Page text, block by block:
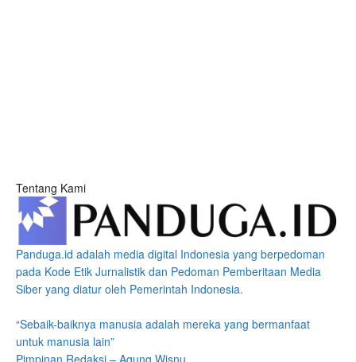
Tentang Kami
Panduga.id adalah media digital Indonesia yang berpedoman
pada Kode Etik Jurnalistik dan Pedoman Pemberitaan Media
Siber yang diatur oleh Pemerintah Indonesia.
“Sebaik-baiknya manusia adalah mereka yang bermanfaat
untuk manusia lain”
Pimpinan Redaksi – Agung Wisnu